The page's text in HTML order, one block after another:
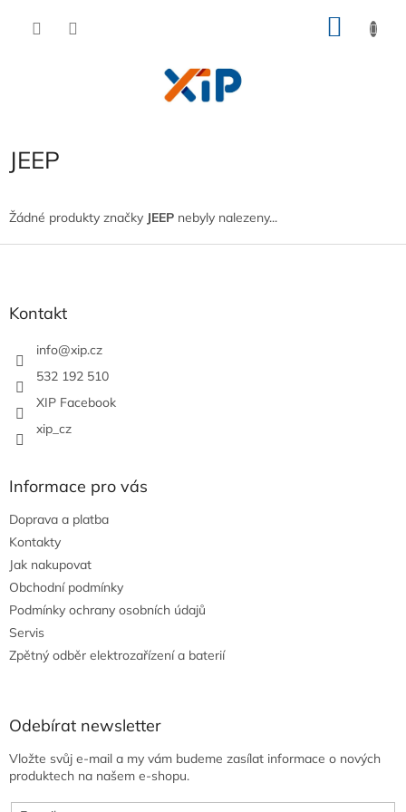
JEEP
Žádné produkty značky JEEP nebyly nalezeny...
Kontakt
info@xip.cz
532 192 510
XIP Facebook
xip_cz
Informace pro vás
Doprava a platba
Kontakty
Jak nakupovat
Obchodní podmínky
Podmínky ochrany osobních údajů
Servis
Zpětný odběr elektrozařízení a baterií
Odebírat newsletter
Vložte svůj e-mail a my vám budeme zasílat informace o nových
produktech na našem e-shopu.